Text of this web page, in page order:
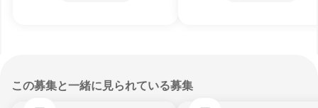
この募集と一緒に見られている募集